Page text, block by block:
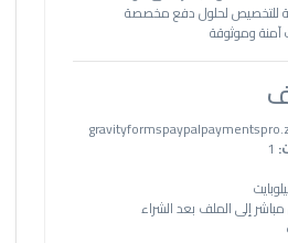
للتخصيص لحلول دفع مخصصة
وموثوقة
إلى الملف بعد الشراء